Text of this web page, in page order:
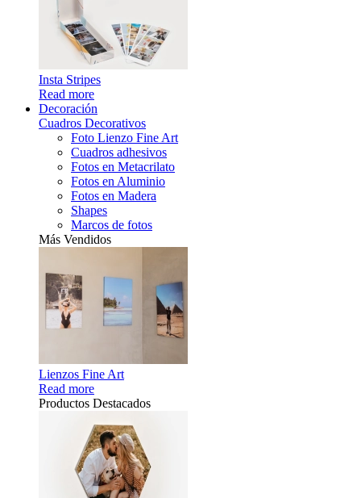
Insta Stripes
Read more
Decoración
Cuadros Decorativos
Foto Lienzo Fine Art
Cuadros adhesivos
Fotos en Metacrilato
Fotos en Aluminio
Fotos en Madera
Shapes
Marcos de fotos
Más Vendidos
Lienzos Fine Art
Read more
Productos Destacados